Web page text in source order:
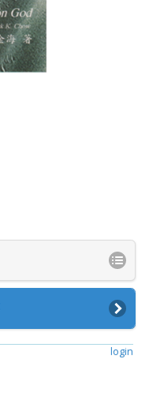
login